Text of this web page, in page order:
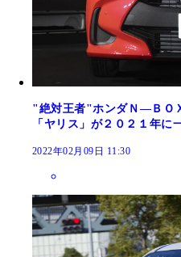
"絶対王者"ホンダＮ―ＢＯ
「ヤリス」が２０２１年に
2022年02月09日 11:30